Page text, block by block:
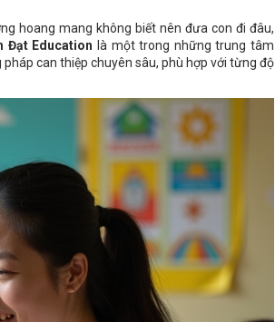
hoang mang không biết nên đưa con đi đâu,
Đạt Education là một trong những trung tâm
can thiệp chuyên sâu, phù hợp với từng độ